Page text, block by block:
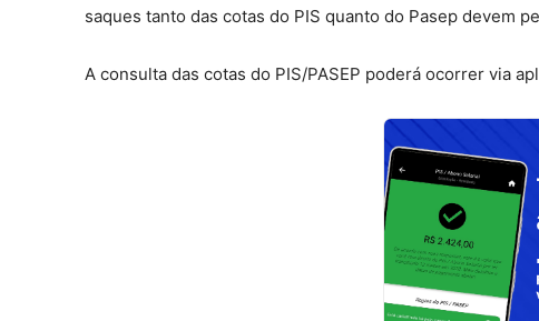
saques tanto das cotas do PIS quanto do Pasep devem
A consulta das cotas do PIS/PASEP poderá ocorrer via